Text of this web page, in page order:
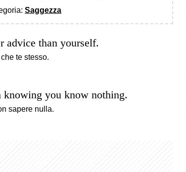
Saggezza
advice than yourself.
te stesso.
you know nothing.
sapere nulla.